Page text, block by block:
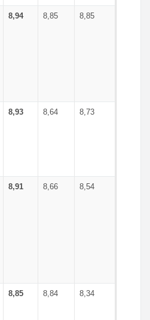
8,94 8,85 8,85
8,93 8,64 8,73
8,91 8,66 8,54
8,85 8,84 8,34